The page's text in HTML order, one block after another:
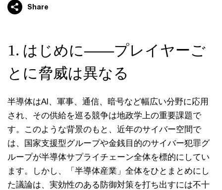
Share
1. はじめに――プレイヤーご
とに脅威は異なる
半導体はAI、軍事、通信、暗号など幅広い分野に応用
され、その供給を巡る競争は地政学上の重要課題で
す。このような背景のもと、近年のサイバー空間で
は、国家支援型グループや金銭目的のサイバー犯罪グ
ループが半導体サプライチェーン全体を標的にしてい
ます。しかし、「半導体産業」全体をひとまとめにし
た議論は、実効性のある防御対策を打ち出すには不十